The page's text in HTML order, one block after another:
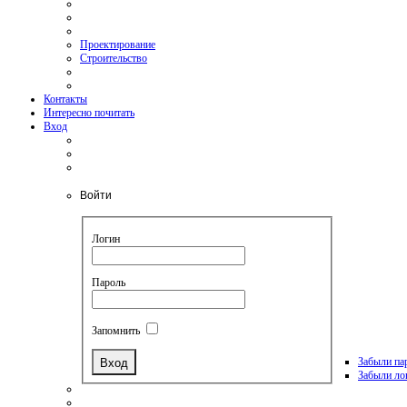
Проектирование
Строительство
Контакты
Интересно почитать
Вход
Войти
Логин
Пароль
Запомнить
Забыли
Забыли